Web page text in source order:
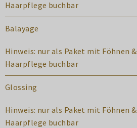
Haarpflege buchbar
Balayage
Hinweis: nur als Paket mit Föhnen &
Haarpflege buchbar
Glossing
Hinweis: nur als Paket mit Föhnen &
Haarpflege buchbar